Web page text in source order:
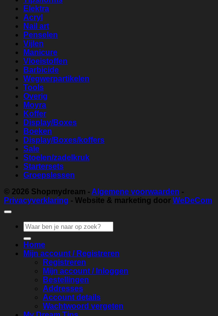
Elektra
Acryl
Nail art
Penselen
Vijlen
Manicure
Vloeistoffen
Barbicide
Wegwerpartikelen
Tools
Overig
Moyra
Koffer
Display/Boxes
Boeken
Display/Boxes/koffers
Sale
Stoelen/zadelkruk
Startersets
Groepslessen
© 2026 Shopmydream - Algemene voorwaarden -
Privacyverklaring - Website & marketing door WeDeCom
Zoeken
naar:
Home
Mijn account / Registreren
Registreren
Mijn account / Inloggen
Bestellingen
Addresses
Account details
Wachtwoord vergeten